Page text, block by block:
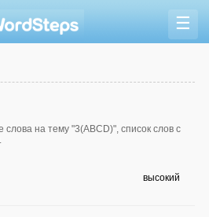
☰
слова на тему "3(ABCD)", список слов с
высокий